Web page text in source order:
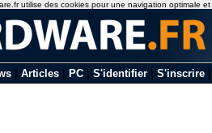
Articles PC S'identifier S'inscrire
utilise des cookies pour une navigation optimale